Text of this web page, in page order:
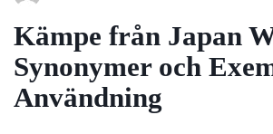
Kämpe från Japan
Synonymer och
Användning